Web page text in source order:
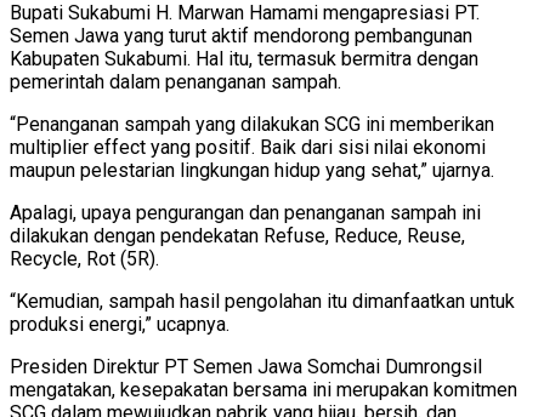
Bupati Sukabumi H. Marwan Hamami mengapresiasi PT.
Semen Jawa yang turut aktif mendorong pembangunan
Kabupaten Sukabumi. Hal itu, termasuk bermitra dengan
pemerintah dalam penanganan sampah.
“Penanganan sampah yang dilakukan SCG ini memberikan
multiplier effect yang positif. Baik dari sisi nilai ekonomi
maupun pelestarian lingkungan hidup yang sehat,” ujarnya.
Apalagi, upaya pengurangan dan penanganan sampah ini
dilakukan dengan pendekatan Refuse, Reduce, Reuse,
Recycle, Rot (5R).
“Kemudian, sampah hasil pengolahan itu dimanfaatkan untuk
produksi energi,” ucapnya.
Presiden Direktur PT Semen Jawa Somchai Dumrongsil
mengatakan, kesepakatan bersama ini merupakan komitmen